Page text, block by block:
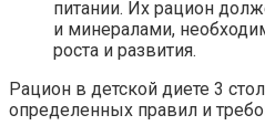
питании. Их рацион
и минералами,
роста и развития.
Рацион в детской диете 3
определенных правил и